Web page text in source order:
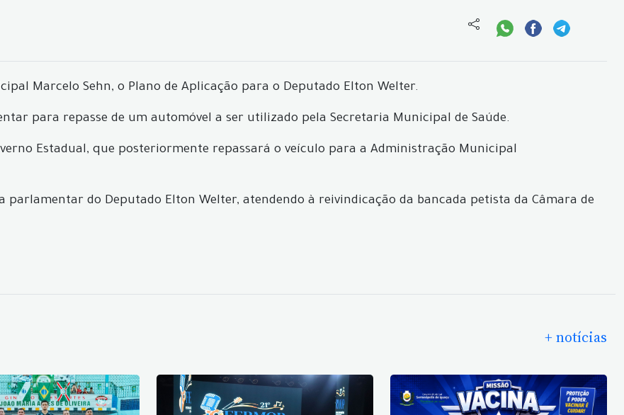
Marcelo Sehn, o Plano de Aplicação para o Deputado Elton Welter.
para repasse de um automóvel a ser utilizado pela Secretaria Municipal de Saúde.
Estadual, que posteriormente repassará o veículo para a Administração Municipal
parlamentar do Deputado Elton Welter, atendendo à reivindicação da bancada petista da Câmara de
+ notícias